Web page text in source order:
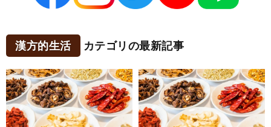
漢方的生活 カテゴリの最新記事